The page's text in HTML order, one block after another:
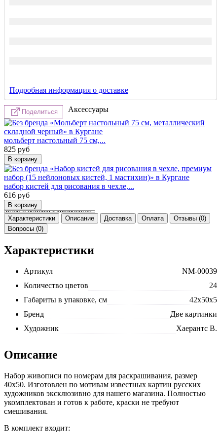
Подробная информация о доставке
Поделиться Аксессуары
мольберт настольный 75 см,...
825 руб
набор кистей для рисования в чехле,...
616 руб
Характеристики Описание Доставка Оплата
Отзывы (0)
Вопросы (0)
Характеристики
Артикул
NM-00039
Количество цветов
24
Габариты в упаковке, см
42x50x5
Бренд
Две картинки
Художник
Хаерантс В.
Описание
Набор живописи по номерам для раскрашивания, размер
40x50. Изготовлен по мотивам известных картин русских
художников эксклюзивно для нашего магазина. Полностью
укомплектован и готов к работе, краски не требуют
смешивания.
В комплект входит: